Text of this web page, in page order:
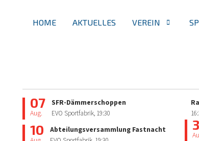
HOME AKTUELLES VEREIN
07
Aug.
SFR-Dämmerschoppen
EVO Sportfabrik, 19:30
10 Abteilungsversammlung Fastnacht